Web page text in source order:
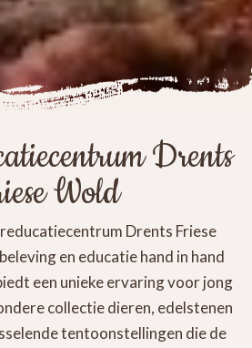
Drents
Wold
Drents Friese
en educatie hand in hand
een unieke ervaring voor jong
collectie dieren, edelstenen
tentoonstellingen die de